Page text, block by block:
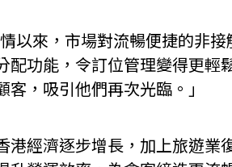
以來，市場對流暢便捷的非
配功能，令訂位管理變得更
，吸引他們再次光臨。」
港經濟逐步增長，加上旅遊